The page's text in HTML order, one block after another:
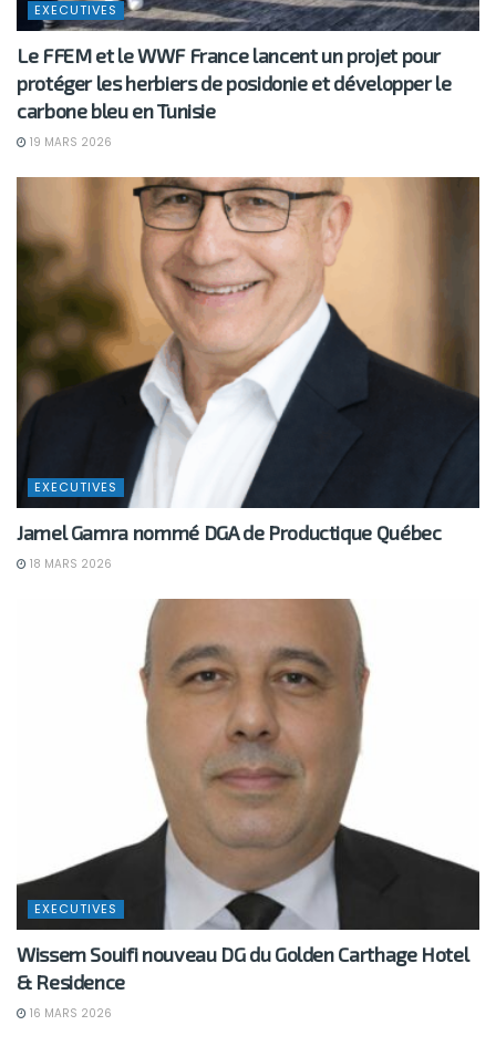
EXECUTIVES
Le FFEM et le WWF France lancent un projet pour
protéger les herbiers de posidonie et développer le
carbone bleu en Tunisie
19 MARS 2026
EXECUTIVES
Jamel Gamra nommé DGA de Productique Québec
18 MARS 2026
EXECUTIVES
Wissem Souifi nouveau DG du Golden Carthage Hotel
& Residence
16 MARS 2026